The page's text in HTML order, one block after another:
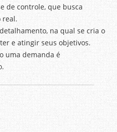
de controle, que busca
real.
na qual se cria o
e atingir seus objetivos.
uma demanda é